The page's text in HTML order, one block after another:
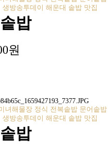
방송투데이 해운대 솥밥 맛집
밥
원
녀해물장 정식 전복솥밥 문어솥밥
방송투데이 해운대 솥밥 맛집
밥